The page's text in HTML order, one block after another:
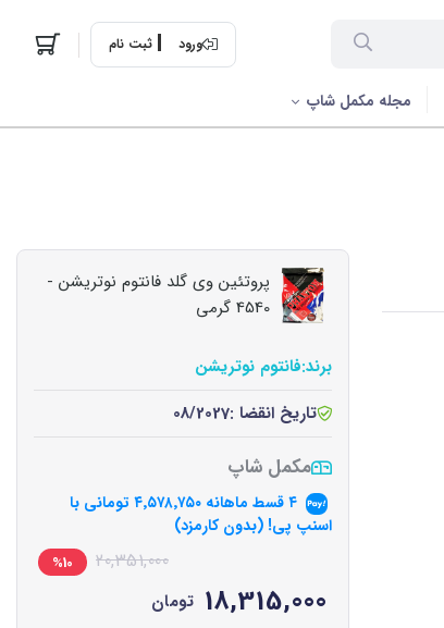
ورود ثبت نام
مجله مکمل شاپ
پروتئین وی گلد فانتوم نوتریشن -
4540 گرمی
برند:فانتوم نوتریشن
تاریخ انقضا :08/2027
مکمل شاپ
۴٬۵۷۸٬۷۵۰ تومانی با
اسنپ پی! (بدون کارمزد)
20,351,000
%10
18,315,000 تومان